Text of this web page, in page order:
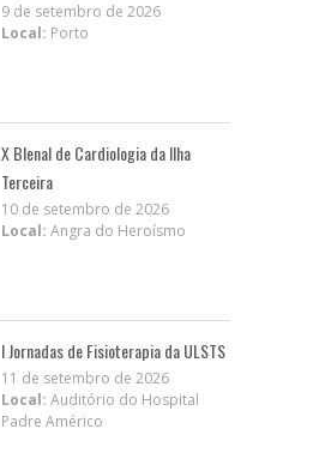
9 de setembro de 2026
Local: Porto
X BIenal de Cardiologia da Ilha
Terceira
10 de setembro de 2026
Local: Angra do Heroísmo
I Jornadas de Fisioterapia da ULSTS
11 de setembro de 2026
Local: Auditório do Hospital
Padre Américo